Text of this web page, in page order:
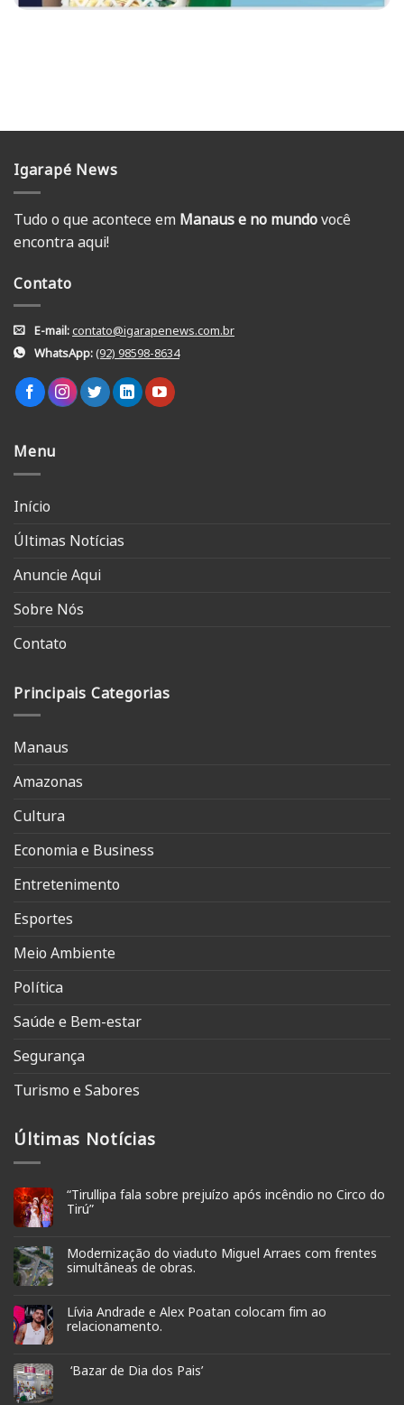
Igarapé News
Tudo o que acontece em Manaus e no mundovocê
encontra aqui!
Contato
E-mail:contato@igarapenews.com.br
WhatsApp:(92) 98598-8634
Menu
Início
Últimas Notícias
Anuncie Aqui
Sobre Nós
Contato
Principais Categorias
Manaus
Amazonas
Cultura
Economia e Business
Entretenimento
Esportes
Meio Ambiente
Política
Saúde e Bem-estar
Segurança
Turismo e Sabores
Últimas Notícias
“Tirullipa fala sobre prejuízo após incêndio no Circo do
Tirú”
Modernização do viaduto Miguel Arraes com frentes
simultâneas de obras.
Lívia Andrade e Alex Poatan colocam fim ao
relacionamento.
‘Bazar de Dia dos Pais’